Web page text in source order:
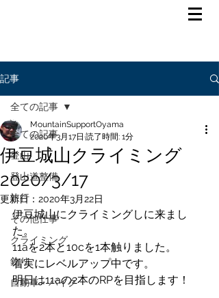
記事
全ての記事
登山
登山道整備
旅行
その他仕事
クライミング
釣り
自動車・バイク
全ての記事
伊豆城山クライミング
2020/3/17
MountainSupportOyama
2020年3月17日 読了時間: 1分
更新日： 2020年3月22日
伊豆城山にクライミングしに来まし
た。
11aを2本と10cを1本触りました。
着実にレベルアップ中です。
明日は11aの2本のRPを目指します！